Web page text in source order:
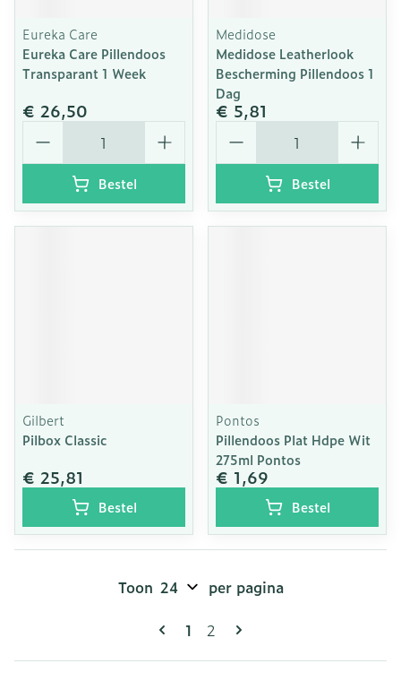
Eureka Care
Eureka Care Pillendoos
Transparant 1 Week
€ 26,50
Aantal
Bestel
Medidose
Medidose Leatherlook
Bescherming Pillendoos 1
Dag
€ 5,81
Aantal
Bestel
Gilbert
Pilbox Classic
€ 25,81
Bestel
Pontos
Pillendoos Plat Hdpe Wit
275ml Pontos
€ 1,69
Bestel
Pagina's
U lees momenteel pagina
1 Pagina
2
Toon per pagina